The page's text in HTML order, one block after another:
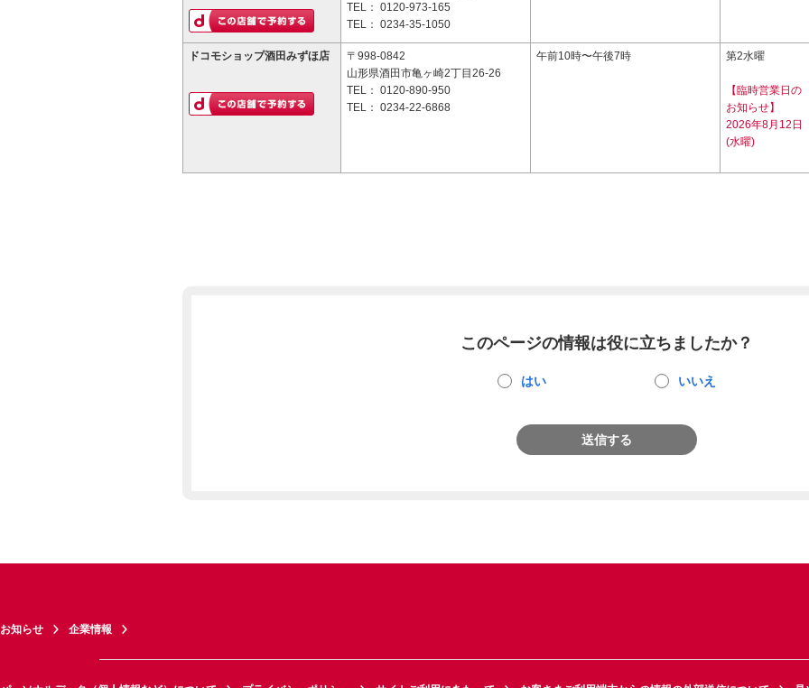
TEL： 0120-973-165
TEL： 0234-35-1050
ドコモショップ酒田みずほ店
〒998-0842
山形県酒田市亀ヶ崎2丁目26-26
TEL： 0120-890-950
TEL： 0234-22-6868
午前10時〜午後7時 第2水曜
【臨時営業日の
お知らせ】
2026年8月12日
(水曜)
このページの情報は役に立ちましたか？
はい いいえ
送信する
お知らせ 企業情報